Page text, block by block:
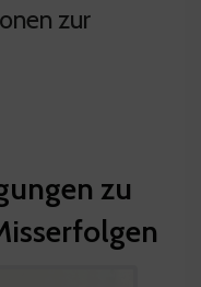
zur
zu